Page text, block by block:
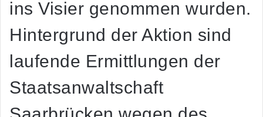
ins Visier genommen wurden.
Hintergrund der Aktion sind
laufende Ermittlungen der
Staatsanwaltschaft